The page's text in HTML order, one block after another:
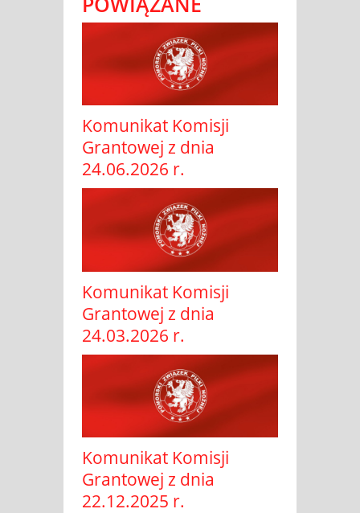
Komunikat Komisji
Grantowej z dnia
24.06.2026 r.
Komunikat Komisji
Grantowej z dnia
24.03.2026 r.
Komunikat Komisji
Grantowej z dnia
22.12.2025 r.